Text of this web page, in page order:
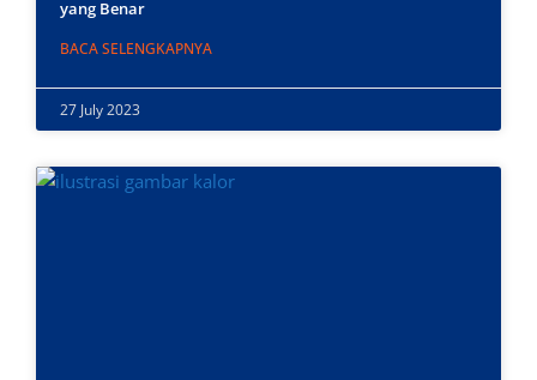
yang Benar
BACA SELENGKAPNYA
27 July 2023